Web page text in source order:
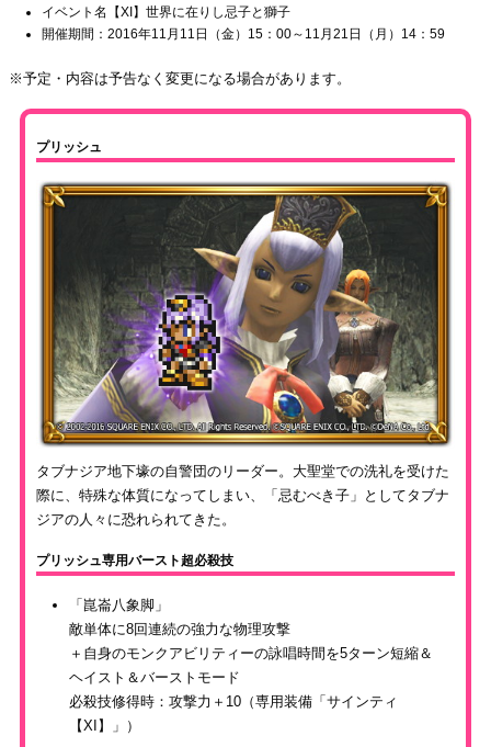
イベント名【XI】世界に在りし忌子と獅子
開催期間：2016年11月11日（金）15：00～11月21日（月）14：59
※予定・内容は予告なく変更になる場合があります。
プリッシュ
タブナジア地下壕の自警団のリーダー。大聖堂での洗礼を受けた
際に、特殊な体質になってしまい、「忌むべき子」としてタブナ
ジアの人々に恐れられてきた。
プリッシュ専用バースト超必殺技
「崑崙八象脚」
敵単体に8回連続の強力な物理攻撃
＋自身のモンクアビリティーの詠唱時間を5ターン短縮＆
ヘイスト＆バーストモード
必殺技修得時：攻撃力＋10（専用装備「サインティ
【XI】」）